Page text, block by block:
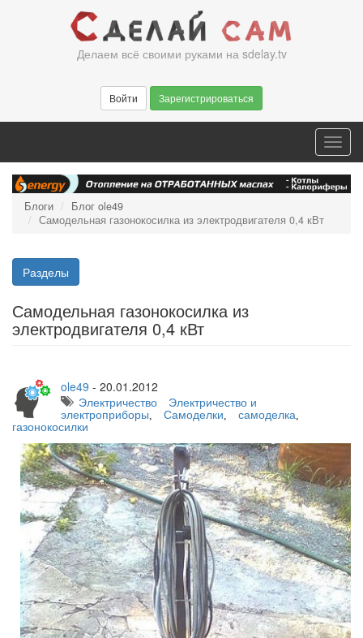
Делаем всё своими руками на sdelay.tv
Войти Зарегистрироваться
Блоги
Блог ole49
Самодельная газонокосилка из электродвигателя 0,4 кВт
Разделы
Самодельная газонокосилка из
электродвигателя 0,4 кВт
ole49 - 20.01.2012
Электричество
Электричество и
электроприборы Самоделки самоделка
газонокосилки